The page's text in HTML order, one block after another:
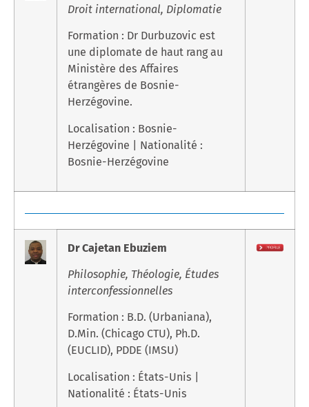
Droit international, Diplomatie
Formation : Dr Durbuzovic est
une diplomate de haut rang au
Ministère des Affaires
étrangères de Bosnie-
Herzégovine.
Localisation : Bosnie-
Herzégovine | Nationalité :
Bosnie-Herzégovine
Dr Cajetan Ebuziem
Philosophie, Théologie, Études
interconfessionnelles
Formation : B.D. (Urbaniana),
D.Min. (Chicago CTU), Ph.D.
(EUCLID), PDDE (IMSU)
Localisation : États-Unis |
Nationalité : États-Unis